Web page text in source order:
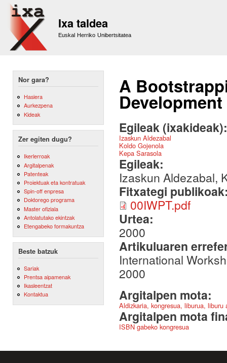
Ixa taldea
Euskal Herriko Unibertsitatea
Nor gara?
Hasiera
Aurkezpena
Kideak
Zer egiten dugu?
Ikerlerroak
Argitalpenak
Patenteak
Proiektuak eta kontratuak
Spin-off enpresa
Doktorego programa
Master ofiziala
Antolatutako ekintzak
Etengabeko formakuntza
Beste batzuk
Sariak
Prentsa aipamenak
Ikasleentzat
Kontaktua
A
Development
Egileak
Izaskun Aldezabal
Koldo Gojenola
Kepa Sarasola
Egileak:
Izaskun Aldezabal,
Fitxategi
00IWPT.pdf
Urtea:
2000
Artikuluaren
International
2000
Argitalpen mota:
Aldizkaria, kongresua, liburua,
Argitalpen mota
ISBN gabeko kongresua